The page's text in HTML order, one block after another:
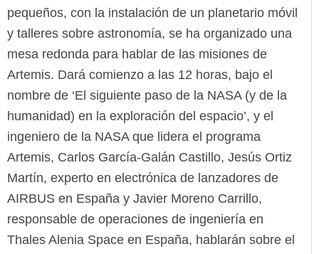
pequeños, con la instalación de un planetario móvil
y talleres sobre astronomía, se ha organizado una
mesa redonda para hablar de las misiones de
Artemis. Dará comienzo a las 12 horas, bajo el
nombre de ‘El siguiente paso de la NASA (y de la
humanidad) en la exploración del espacio’, y el
ingeniero de la NASA que lidera el programa
Artemis, Carlos García-Galán Castillo, Jesús Ortiz
Martín, experto en electrónica de lanzadores de
AIRBUS en España y Javier Moreno Carrillo,
responsable de operaciones de ingeniería en
Thales Alenia Space en España, hablarán sobre el